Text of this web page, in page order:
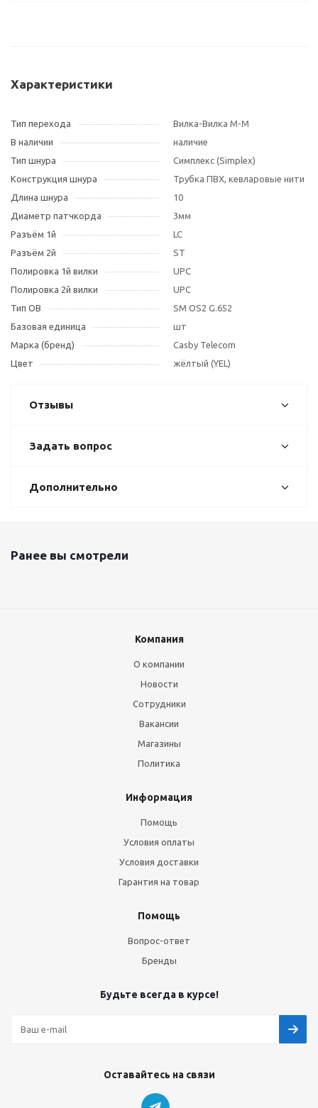
Характеристики
Тип перехода
Вилка-Вилка M-M
В наличии
наличие
Тип шнура
Симплекс (Simplex)
Конструкция шнура
Трубка ПВХ, кевларовые нити
Длина шнура
10
Диаметр патчкорда
3мм
Разъём 1й
LC
Разъём 2й
ST
Полировка 1й вилки
UPC
Полировка 2й вилки
UPC
Тип OB
SM OS2 G.652
Базовая единица
шт
Марка (бренд)
Casby Telecom
Цвет
жёлтый (YEL)
Отзывы
Задать вопрос
Дополнительно
Ранее вы смотрели
Компания
О компании
Новости
Сотрудники
Вакансии
Магазины
Политика
Информация
Помощь
Условия оплаты
Условия доставки
Гарантия на товар
Помощь
Вопрос-ответ
Бренды
Будьте всегда в курсе!
Оставайтесь на связи